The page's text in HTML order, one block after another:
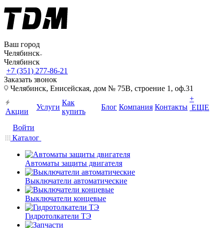
Ваш город
Челябинск
Челябинск
+7 (351) 277-86-21
Заказать звонок
Челябинск, Енисейская, дом № 75В, строение 1, оф.31
Акции
Услуги
Как
купить
Блог Компания Контакты
+
ЕЩЕ
Войти
Каталог
Автоматы защиты двигателя
Выключатели автоматические
Выключатели концевые
Гидротолкатели ТЭ